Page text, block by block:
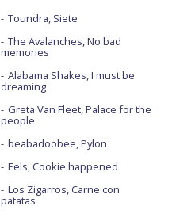
Toundra, Siete
The Avalanches, No bad
memories
Alabama Shakes, I must be
dreaming
Greta Van Fleet, Palace for the
people
beabadoobee, Pylon
Eels, Cookie happened
Los Zigarros, Carne con
patatas